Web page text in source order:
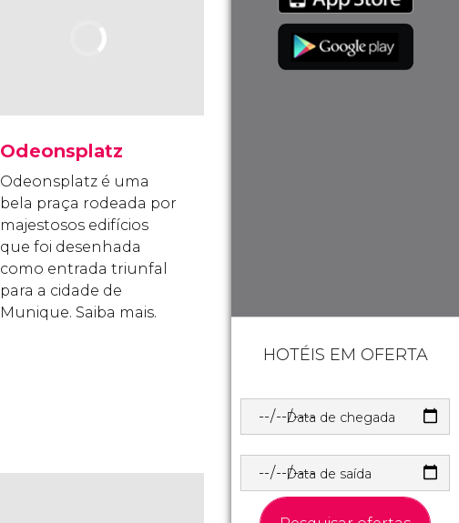
Odeonsplatz
Odeonsplatz é uma
bela praça rodeada por
majestosos edifícios
que foi desenhada
como entrada triunfal
para a cidade de
Munique. Saiba mais.
HOTÉIS EM OFERTA
Data de chegada
Data de saída